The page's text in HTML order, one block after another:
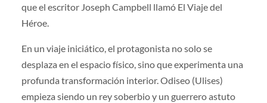
que el escritor Joseph Campbell llamó El Viaje del
Héroe.
En un viaje iniciático, el protagonista no solo se
desplaza en el espacio físico, sino que experimenta una
profunda transformación interior. Odiseo (Ulises)
empieza siendo un rey soberbio y un guerrero astuto